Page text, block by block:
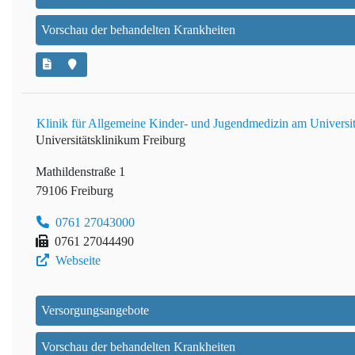
Vorschau der behandelten Krankheiten
Klinik für Allgemeine Kinder- und Jugendmedizin am
Universitätsklinikum Freiburg
Mathildenstraße 1
79106 Freiburg
0761 27043000
0761 27044490
Webseite
Versorgungsangebote
Vorschau der behandelten Krankheiten